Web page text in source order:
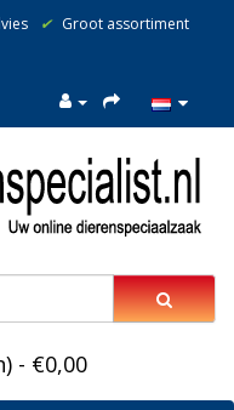
✔ Groot assortiment
- €0,00